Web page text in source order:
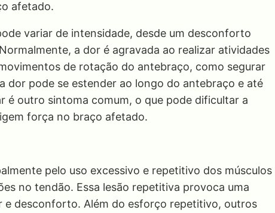
afetado.
variar de intensidade, desde um desconforto
a dor é agravada ao realizar atividades
de rotação do antebraço, como segurar
dor pode se estender ao longo do antebraço e até
é outro sintoma comum, o que pode dificultar a
força no braço afetado.
pelo uso excessivo e repetitivo dos músculos
no tendão. Essa lesão repetitiva provoca uma
e desconforto. Além do esforço repetitivo, outros